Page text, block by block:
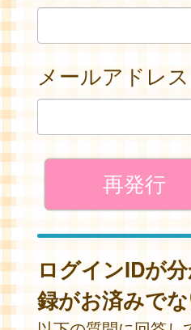
メールアドレス
ログインIDが
録がお済みで